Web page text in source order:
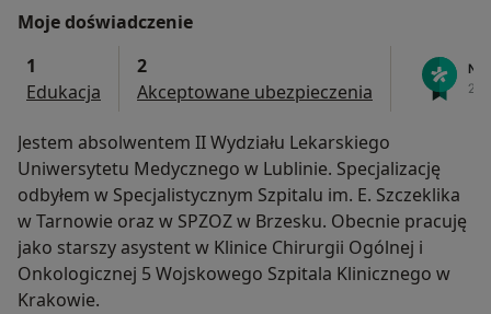
Moje doświadczenie
1
Edukacja
2
Akceptowane ubezpieczenia
Jestem absolwentem II Wydziału Lekarskiego
Uniwersytetu Medycznego w Lublinie. Specjalizację
odbyłem w Specjalistycznym Szpitalu im. E. Szczeklika
w Tarnowie oraz w SPZOZ w Brzesku. Obecnie pracuję
jako starszy asystent w Klinice Chirurgii Ogólnej i
Onkologicznej 5 Wojskowego Szpitala Klinicznego w
Krakowie.